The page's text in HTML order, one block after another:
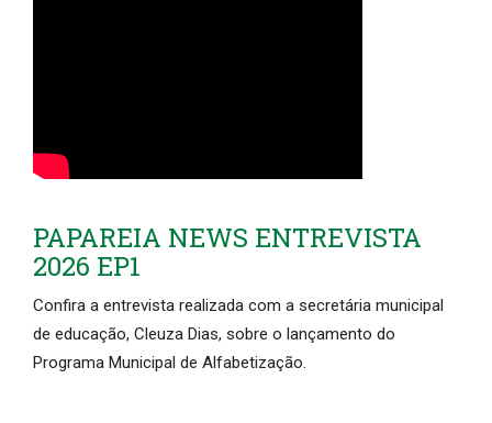
PAPAREIA NEWS ENTREVISTA
2026 EP1
Confira a entrevista realizada com a secretária municipal
de educação, Cleuza Dias, sobre o lançamento do
Programa Municipal de Alfabetização.